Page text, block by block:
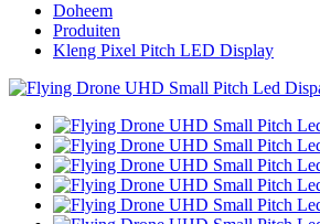
Doheem
Produiten
Kleng Pixel Pitch LED Display